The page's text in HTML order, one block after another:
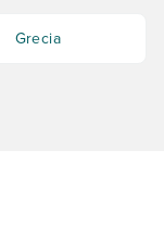
Grecia